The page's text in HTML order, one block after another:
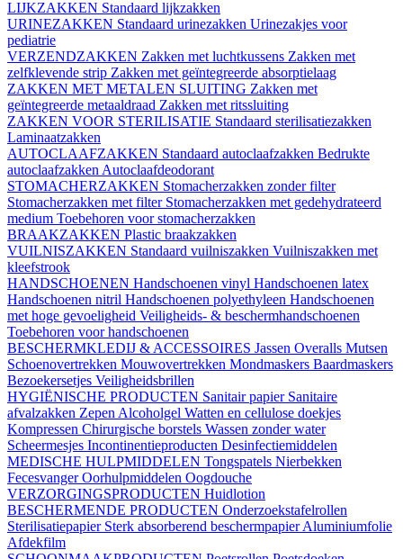
LIJKZAKKEN Standaard lijkzakken
URINEZAKKEN Standaard urinezakken Urinezakjes voor
pediatrie
VERZENDZAKKEN Zakken met luchtkussens Zakken met
zelfklevende strip Zakken met geïntegreerde absorptielaag
ZAKKEN MET METALEN SLUITING Zakken met
geïntegreerde metaaldraad Zakken met ritssluiting
ZAKKEN VOOR STERILISATIE Standaard sterilisatiezakken
Laminaatzakken
AUTOCLAAFZAKKEN Standaard autoclaafzakken Bedrukte
autoclaafzakken Autoclaafdeodorant
STOMACHERZAKKEN Stomacherzakken zonder filter
Stomacherzakken met filter Stomacherzakken met gedehydrateerd
medium Toebehoren voor stomacherzakken
BRAAKZAKKEN Plastic braakzakken
VUILNISZAKKEN Standaard vuilniszakken Vuilniszakken met
kleefstrook
HANDSCHOENEN Handschoenen vinyl Handschoenen latex
Handschoenen nitril Handschoenen polyethyleen Handschoenen
met hoge gevoeligheid Veiligheids- & beschermhandschoenen
Toebehoren voor handschoenen
BESCHERMKLEDIJ & ACCESSOIRES Jassen Overalls Mutsen
Schoenovertrekken Mouwovertrekken Mondmaskers Baardmaskers
Bezoekersetjes Veiligheidsbrillen
HYGIËNISCHE PRODUCTEN Sanitair papier Sanitaire
afvalzakken Zepen Alcoholgel Watten en cellulose doekjes
Kompressen Chirurgische borstels Wassen zonder water
Scheermesjes Incontinentieproducten Desinfectiemiddelen
MEDISCHE HULPMIDDELEN Tongspatels Nierbekken
FecesvangerOorhulpmiddelen Oogdouche
VERZORGINGSPRODUCTEN Huidlotion
BESCHERMENDE PRODUCTEN Onderzoekstafelrollen
Sterilisatiepapier Sterk absorberend beschermpapierAluminiumfolie
Afdekfilm